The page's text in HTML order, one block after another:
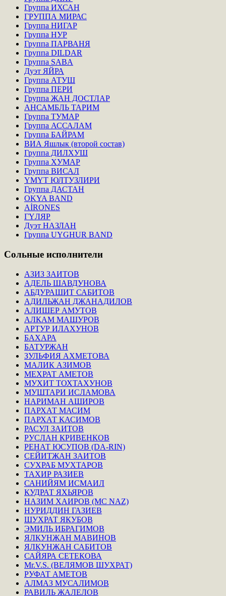
Группа ИХСАН
ГРУППА МИРАС
Группа НИГАР
Группа НУР
Группа ПАРВАНЯ
Группа DILDAR
Группа SABA
Дуэт ЯЙРА
Группа АТУШ
Группа ПЕРИ
Группа ЖАН ДОСТЛАР
АНСАМБЛЬ ТАРИМ
Группа ТУМАР
Группа АССАЛАМ
Группа БАЙРАМ
ВИА Яшлык (второй состав)
Группа ДИЛХУШ
Группа ХУМАР
Группа ВИСАЛ
ҮМҮТ ЮЛТУЗЛИРИ
Группа ДАСТАН
OKYA BAND
AİRONES
ГҮЛЯР
Дуэт НАЗЛАН
Группа UYGHUR BAND
Сольные исполнители
АЗИЗ ЗАИТОВ
АДЕЛЬ ШАВДУНОВА
АБДУРАШИТ САБИТОВ
АДИЛЬЖАН ДЖАНАДИЛОВ
АЛИШЕР АМУТОВ
АЛКАМ МАШУРОВ
АРТУР ИЛАХУНОВ
БАХАРА
БАТУРЖАН
ЗУЛЬФИЯ АХМЕТОВА
МАЛИК АЗИМОВ
МЕХРАТ АМЕТОВ
МУХИТ ТОХТАХУНОВ
МУШТАРИ ИСЛАМОВА
НАРИМАН АШИРОВ
ПАРХАТ МАСИМ
ПАРХАТ КАСИМОВ
РАСУЛ ЗАИТОВ
РУСЛАН КРИВЕНКОВ
РЕНАТ ЮСУПОВ (DA-RIN)
СЕЙИТЖАН ЗАИТОВ
СУХРАБ МУХТАРОВ
ТАХИР РАЗИЕВ
САНИЙЯМ ИСМАИЛ
КУДРАТ ЯХЬЯРОВ
НАЗИМ ХАИРОВ (MC NAZ)
НУРИДДИН ГАЗИЕВ
ШУХРАТ ЯКУБОВ
ЭМИЛЬ ИБРАГИМОВ
ЯЛКУНЖАН МАВИНОВ
ЯЛКУНЖАН САБИТОВ
САЙЯРА СЕТЕКОВА
Mr.V.S. (ВЕЛЯМОВ ШУХРАТ)
РУФАТ АМЕТОВ
АЛМАЗ МУСАЛИМОВ
РАВИЛЬ ЖАЛЕЛОВ